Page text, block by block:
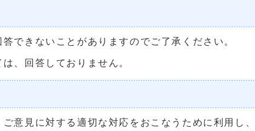
できないことがありますのでご了承ください。
、回答しておりません。
意見に対する適切な対応をおこなうために利用し